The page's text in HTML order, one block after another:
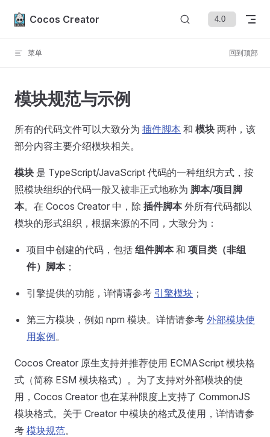
Skip to content
Cocos Creator
菜单 回到顶部
模块规范与示例
所有的代码文件可以大致分为 插件脚本 和 模块 两种，该
部分内容主要介绍模块相关。
模块 是 TypeScript/JavaScript 代码的一种组织方式，按
照模块组织的代码一般又被非正式地称为 脚本/项目脚
本。在 Cocos Creator 中，除 插件脚本外所有代码都以
模块的形式组织，根据来源的不同，大致分为：
项目中创建的代码，包括 组件脚本和 项目类（非组
件）脚本；
引擎提供的功能，详情请参考 引擎模块 ；
第三方模块，例如 npm 模块。详情请参考 外部模块使
用案例。
Cocos Creator 原生支持并推荐使用 ECMAScript 模块格
式（简称 ESM 模块格式）。为了支持对外部模块的使
用，Cocos Creator 也在某种限度上支持了 CommonJS
模块格式。关于 Creator 中模块的格式及使用，详情请参
考 模块规范。